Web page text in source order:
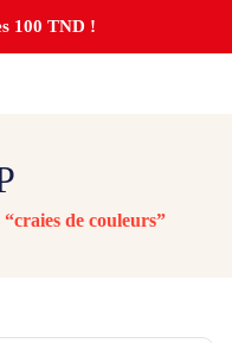
100 TND !
de couleurs”